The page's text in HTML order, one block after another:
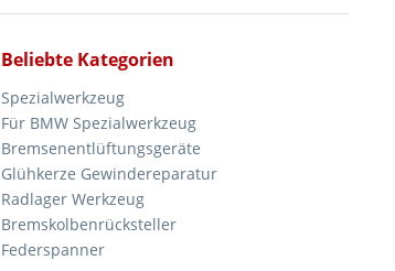
Beliebte Kategorien
Spezialwerkzeug
Für BMW Spezialwerkzeug
Bremsenentlüftungsgeräte
Glühkerze Gewindereparatur
Radlager Werkzeug
Bremskolbenrücksteller
Federspanner